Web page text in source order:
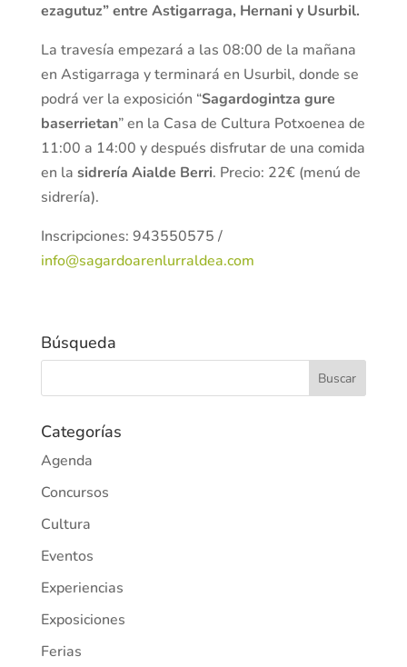
ezagutuz” entre Astigarraga, Hernani y Usurbil.
La travesía empezará a las 08:00 de la mañana
en Astigarraga y terminará en Usurbil, donde se
podrá ver la exposición “Sagardogintza gure
baserrietan” en la Casa de Cultura Potxoenea de
11:00 a 14:00 y después disfrutar de una comida
en la sidrería Aialde Berri. Precio: 22€ (menú de
sidrería).
Inscripciones: 943550575 /
info@sagardoarenlurraldea.com
Búsqueda
Categorías
Agenda
Concursos
Cultura
Eventos
Experiencias
Exposiciones
Ferias